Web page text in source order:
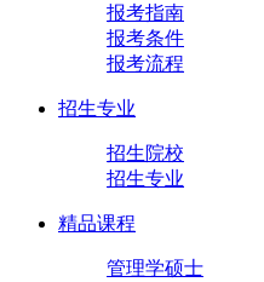
报考指南
报考条件
报考流程
招生专业
招生院校
招生专业
精品课程
管理学硕士